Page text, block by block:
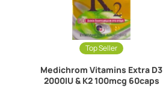
Top Seller
Medichrom Vitamins Extra D3
2000IU & K2 100mcg 60caps